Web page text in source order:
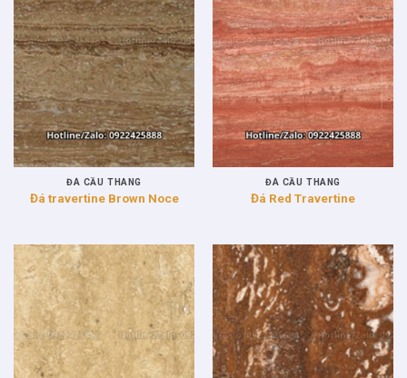
ĐÁ CẦU THANG
Đá travertine Brown Noce
ĐÁ CẦU THANG
Đá Red Travertine